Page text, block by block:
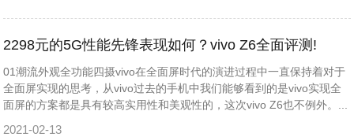
2298元的5G性能先锋表现如何？vivo Z6全面评测!
01潮流外观全功能四摄vivo在全面屏时代的演进过程中一直保持着对于
全面屏实现的思考，从vivo过去的手机中我们能够看到的是vivo实现全
面屏的方案都是具有较高实用性和美观性的，这次vivo Z6也不例外。...
2021-02-13